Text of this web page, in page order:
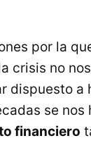
por la
crisis no
dispuesto a
se
financiero